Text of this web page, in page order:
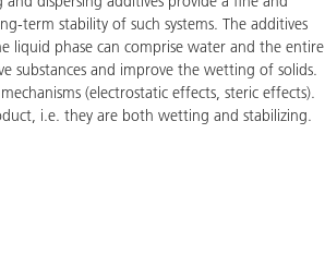
term stability of such systems. The additives
liquid phase can comprise water and the entire
substances and improve the wetting of solids.
(electrostatic effects, steric effects).
i.e. they are both wetting and stabilizing.